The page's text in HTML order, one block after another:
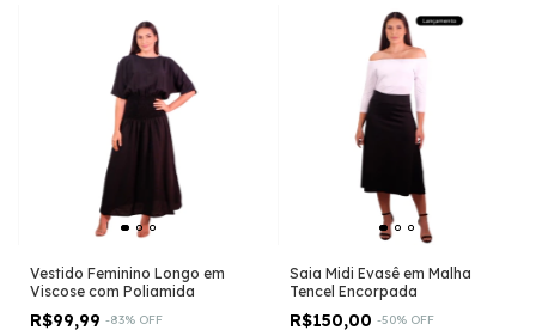
Vestido Feminino Longo em
Viscose com Poliamida
R$99,99 -83% OFF
Saia Midi Evasê em Malha
Tencel Encorpada
R$150,00 -50% OFF